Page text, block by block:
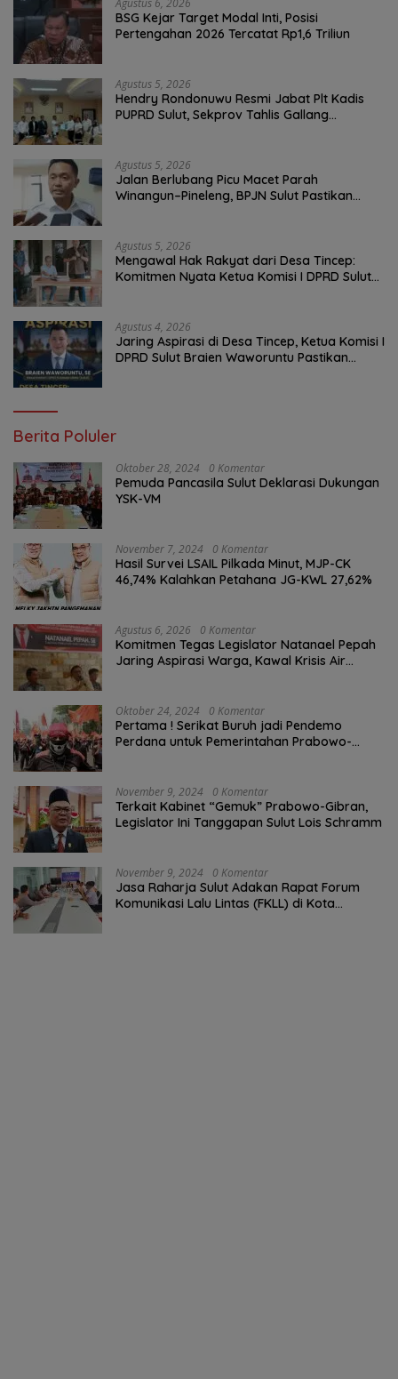
Agustus 6, 2026
BSG Kejar Target Modal Inti, Posisi
Pertengahan 2026 Tercatat Rp1,6 Triliun
Agustus 5, 2026
Hendry Rondonuwu Resmi Jabat Plt Kadis
PUPRD Sulut, Sekprov Tahlis Gallang
Agustus 5, 2026
Jalan Berlubang Picu Macet Parah
Winangun–Pineleng, BPJN Sulut Pastikan
Agustus 5, 2026
Mengawal Hak Rakyat dari Desa Tincep:
Komitmen Nyata Ketua Komisi I DPRD Sulut
Agustus 4, 2026
Jaring Aspirasi di Desa Tincep, Ketua Komisi I
DPRD Sulut Braien Waworuntu Pastikan
Berita Poluler
Oktober 28, 2024 0 Komentar
Pemuda Pancasila Sulut Deklarasi Dukungan
YSK-VM
November 7, 2024 0 Komentar
Hasil Survei LSAIL Pilkada Minut, MJP-CK
46,74% Kalahkan Petahana JG-KWL 27,62%
Agustus 6, 2026 0 Komentar
Komitmen Tegas Legislator Natanael Pepah
Jaring Aspirasi Warga, Kawal Krisis Air
Oktober 24, 2024 0 Komentar
Pertama ! Serikat Buruh jadi Pendemo
Perdana untuk Pemerintahan Prabowo-
November 9, 2024 0 Komentar
Terkait Kabinet “Gemuk” Prabowo-Gibran,
Legislator Ini Tanggapan Sulut Lois Schramm
November 9, 2024 0 Komentar
Jasa Raharja Sulut Adakan Rapat Forum
Komunikasi Lalu Lintas (FKLL) di Kota